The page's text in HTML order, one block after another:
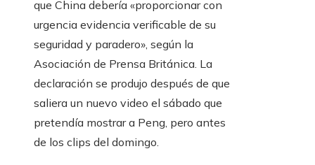
que China debería «proporcionar con
urgencia evidencia verificable de su
seguridad y paradero», según la
Asociación de Prensa Británica. La
declaración se produjo después de que
saliera un nuevo video el sábado que
pretendía mostrar a Peng, pero antes
de los clips del domingo.